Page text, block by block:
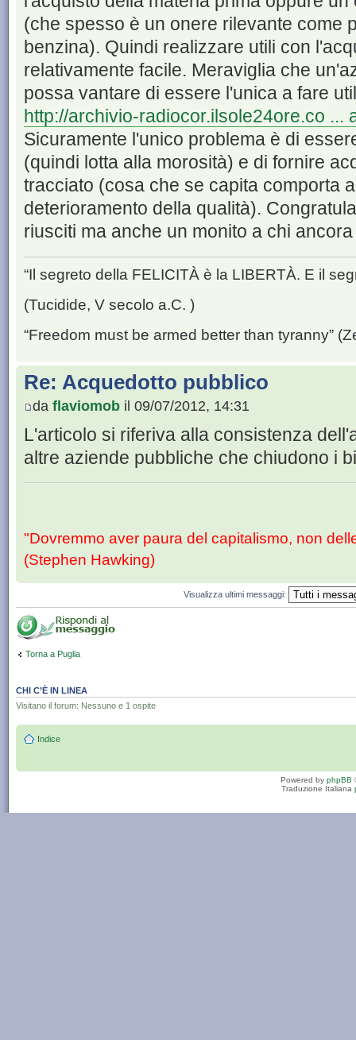
(che spesso è un onere rilevante come
benzina). Quindi realizzare utili con
relativamente facile. Meraviglia che
possa vantare di essere l'unica a fare
http://archivio-radiocor.ilsole24ore.co ...
Sicuramente l'unico problema è di
(quindi lotta alla morosità) e di fornire
tracciato (cosa che se capita comporta
deterioramento della qualità).
riusciti ma anche un monito a chi
“Il segreto della FELICITÀ è la LIBERTÀ. E il
(Tucidide, V secolo a.C. )
“Freedom must be armed better than tyranny”
Re: Acquedotto pubblico
da flaviomob il 09/07/2012, 14:31
L'articolo si riferiva alla consistenza
altre aziende pubbliche che chiudono i
"Dovremmo aver paura del capitalismo, non
(Stephen Hawking)
Visualizza ultimi messaggi:
Torna a Puglia
CHI C’È IN LINEA
Visitano il forum: Nessuno e 1 ospite
Indice
Powered by phpBB
Traduzione Italiana